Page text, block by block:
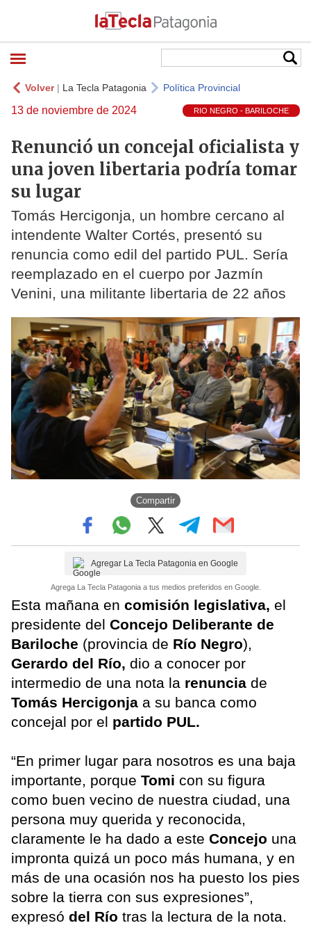
Volver| La Tecla Patagonia Política Provincial
13 de noviembre de 2024 RIO NEGRO - BARILOCHE
Renunció un concejal oficialista y
una joven libertaria podría tomar
su lugar
Tomás Hercigonja, un hombre cercano al
intendente Walter Cortés, presentó su
renuncia como edil del partido PUL. Sería
reemplazado en el cuerpo por Jazmín
Venini, una militante libertaria de 22 años
Compartir
Agregar La Tecla Patagonia en Google
Agrega La Tecla Patagonia a tus medios preferidos en Google.
Esta mañana en comisión legislativa, el
presidente del Concejo Deliberante de
Bariloche (provincia de Río Negro),
Gerardo del Río, dio a conocer por
intermedio de una nota la renuncia de
Tomás Hercigonja a su banca como
concejal por el partido PUL.
“En primer lugar para nosotros es una baja
importante, porque Tomi con su figura
como buen vecino de nuestra ciudad, una
persona muy querida y reconocida,
claramente le ha dado a este Concejo una
impronta quizá un poco más humana, y en
más de una ocasión nos ha puesto los pies
sobre la tierra con sus expresiones”,
expresó del Río tras la lectura de la nota.